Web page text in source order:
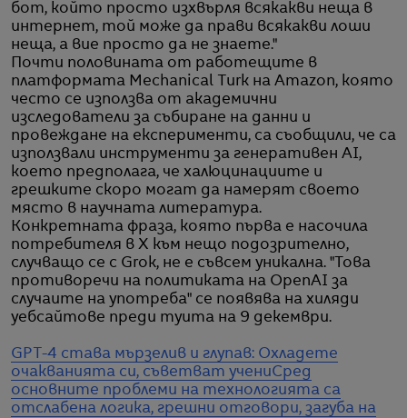
бот, който просто изхвърля всякакви неща в
интернет, той може да прави всякакви лоши
неща, а вие просто да не знаете."
Почти половината от работещите в
платформата Mechanical Turk на Amazon, която
често се използва от академични
изследователи за събиране на данни и
провеждане на експерименти, са съобщили, че са
използвали инструменти за генеративен AI,
което предполага, че халюцинациите и
грешките скоро могат да намерят своето
място в научната литература.
Конкретната фраза, която първа е насочила
потребителя в X към нещо подозрително,
случващо се с Grok, не е съвсем уникална. "Това
противоречи на политиката на OpenAI за
случаите на употреба" се появява на хиляди
уебсайтове преди туита на 9 декември.
GPT-4 става мързелив и глупав: Охладете
очакванията си, съветват учениСред
основните проблеми на технологията са
отслабена логика, грешни отговори, загуба на